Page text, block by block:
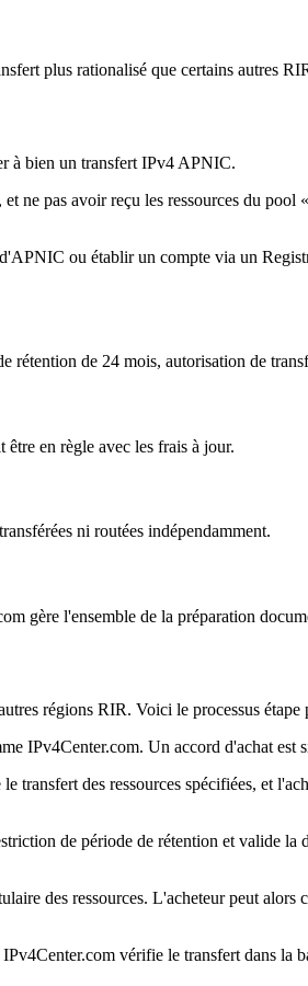
plus rationalisé que certains autres
à bien un transfert IPv4 APNIC.
ne pas avoir reçu les ressources du
ou établir un compte via un
rétention de 24 mois, autorisation de
en règle avec les frais à jour.
ni routées indépendamment.
gère l'ensemble de la préparation
régions RIR. Voici le processus
IPv4Center.com. Un accord d'achat est
des ressources spécifiées, et
de période de rétention et valide la
des ressources. L'acheteur peut alors
vérifie le transfert dans la